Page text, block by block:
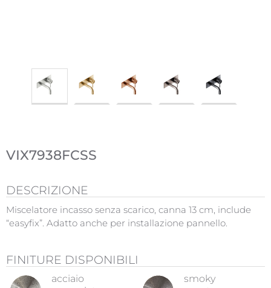
VIX7938FCSS
DESCRIZIONE
Miscelatore incasso senza scarico, canna 13 cm, include
“easyfix”. Adatto anche per installazione pannello.
FINITURE DISPONIBILI
acciaio
smoky